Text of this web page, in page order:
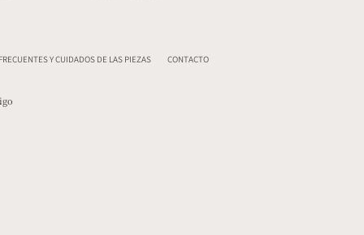
Y CUIDADOS DE LAS PIEZAS CONTACTO